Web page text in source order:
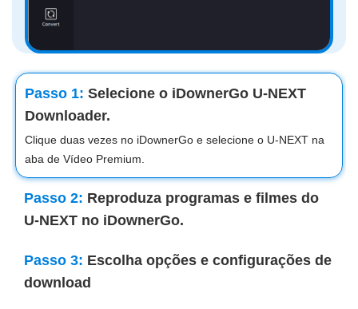
Passo 1: Selecione o iDownerGo U-NEXT
Downloader.
Clique duas vezes no iDownerGo e selecione o U-NEXT na
aba de Vídeo Premium.
Passo 2: Reproduza programas e filmes do
U-NEXT no iDownerGo.
Passo 3: Escolha opções e configurações de
download